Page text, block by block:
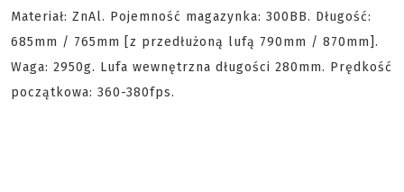
Materiał: ZnAl. Pojemność magazynka: 300BB. Długość:
685mm / 765mm [z przedłużoną lufą 790mm / 870mm].
Waga: 2950g. Lufa wewnętrzna długości 280mm. Prędkość
początkowa: 360-380fps.